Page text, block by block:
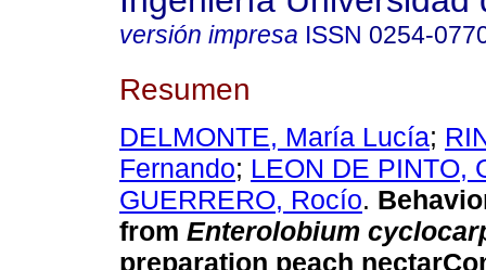
versión impresa ISSN 0254-
Resumen
DELMONTE, María Lucía;
Fernando; LEON DE PINTO,
GUERRERO, Rocío.
from Enterolobium
preparation peach nectar